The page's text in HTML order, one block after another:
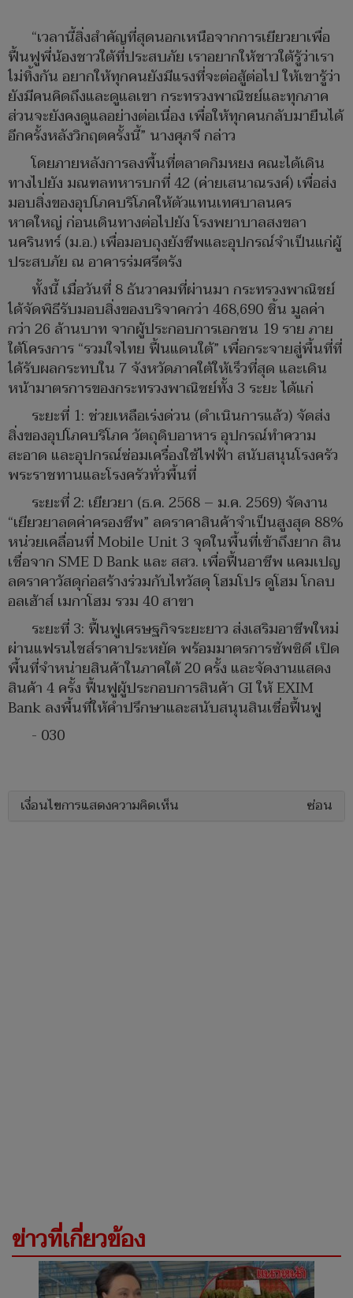
“เวลานี้สิ่งสำคัญที่สุดนอกเหนือจากการเยียวยาเพื่อ
ฟื้นฟูพี่น้องชาวใต้ที่ประสบภัย เราอยากให้ชาวใต้รู้ว่าเรา
ไม่ทิ้งกัน อยากให้ทุกคนยังมีแรงที่จะต่อสู้ต่อไป ให้เขารู้ว่า
ยังมีคนคิดถึงและดูแลเขา กระทรวงพาณิชย์และทุกภาค
ส่วนจะยังคงดูแลอย่างต่อเนื่อง เพื่อให้ทุกคนกลับมายืนได้
อีกครั้งหลังวิกฤตครั้งนี้” นางศุภจี กล่าว
โดยภายหลังการลงพื้นที่ตลาดกิมหยง คณะได้เดิน
ทางไปยัง มณฑลทหารบกที่ 42 (ค่ายเสนาณรงค์) เพื่อส่ง
มอบสิ่งของอุปโภคบริโภคให้ตัวแทนเทศบาลนคร
หาดใหญ่ ก่อนเดินทางต่อไปยัง โรงพยาบาลสงขลา
นครินทร์ (ม.อ.) เพื่อมอบถุงยังชีพและอุปกรณ์จำเป็นแก่ผู้
ประสบภัย ณ อาคารร่มศรีตรัง
ทั้งนี้ เมื่อวันที่ 8 ธันวาคมที่ผ่านมา กระทรวงพาณิชย์
ได้จัดพิธีรับมอบสิ่งของบริจาคกว่า 468,690 ชิ้น มูลค่า
กว่า 26 ล้านบาท จากผู้ประกอบการเอกชน 19 ราย ภาย
ใต้โครงการ “รวมใจไทย ฟื้นแดนใต้” เพื่อกระจายสู่พื้นที่ที่
ได้รับผลกระทบใน 7 จังหวัดภาคใต้ให้เร็วที่สุด และเดิน
หน้ามาตรการของกระทรวงพาณิชย์ทั้ง 3 ระยะ ได้แก่
ระยะที่ 1: ช่วยเหลือเร่งด่วน (ดำเนินการแล้ว) จัดส่ง
สิ่งของอุปโภคบริโภค วัตถุดิบอาหาร อุปกรณ์ทำความ
สะอาด และอุปกรณ์ซ่อมเครื่องใช้ไฟฟ้า สนับสนุนโรงครัว
พระราชทานและโรงครัวทั่วพื้นที่
ระยะที่ 2: เยียวยา (ธ.ค. 2568 – ม.ค. 2569) จัดงาน
“เยียวยาลดค่าครองชีพ” ลดราคาสินค้าจำเป็นสูงสุด 88%
หน่วยเคลื่อนที่ Mobile Unit 3 จุดในพื้นที่เข้าถึงยาก สิน
เชื่อจาก SME D Bank และ สสว. เพื่อฟื้นอาชีพ แคมเปญ
ลดราคาวัสดุก่อสร้างร่วมกับไทวัสดุ โฮมโปร ดูโฮม โกลบ
อลเฮ้าส์ เมกาโฮม รวม 40 สาขา
ระยะที่ 3: ฟื้นฟูเศรษฐกิจระยะยาว ส่งเสริมอาชีพใหม่
ผ่านแฟรนไชส์ราคาประหยัด พร้อมมาตรการซัพซิดี เปิด
พื้นที่จำหน่ายสินค้าในภาคใต้ 20 ครั้ง และจัดงานแสดง
สินค้า 4 ครั้ง ฟื้นฟูผู้ประกอบการสินค้า GI ให้ EXIM
Bank ลงพื้นที่ให้คำปรึกษาและสนับสนุนสินเชื่อฟื้นฟู
- 030
เงื่อนไขการแสดงความคิดเห็น ซ่อน
ข่าวที่เกี่ยวข้อง